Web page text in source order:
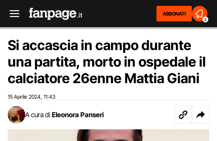
ABBONATI
2
Si accascia in campo durante
una partita, morto in ospedale il
calciatore 26enne Mattia Giani
15 Aprile 2024 11:43
A cura di Eleonora Panseri